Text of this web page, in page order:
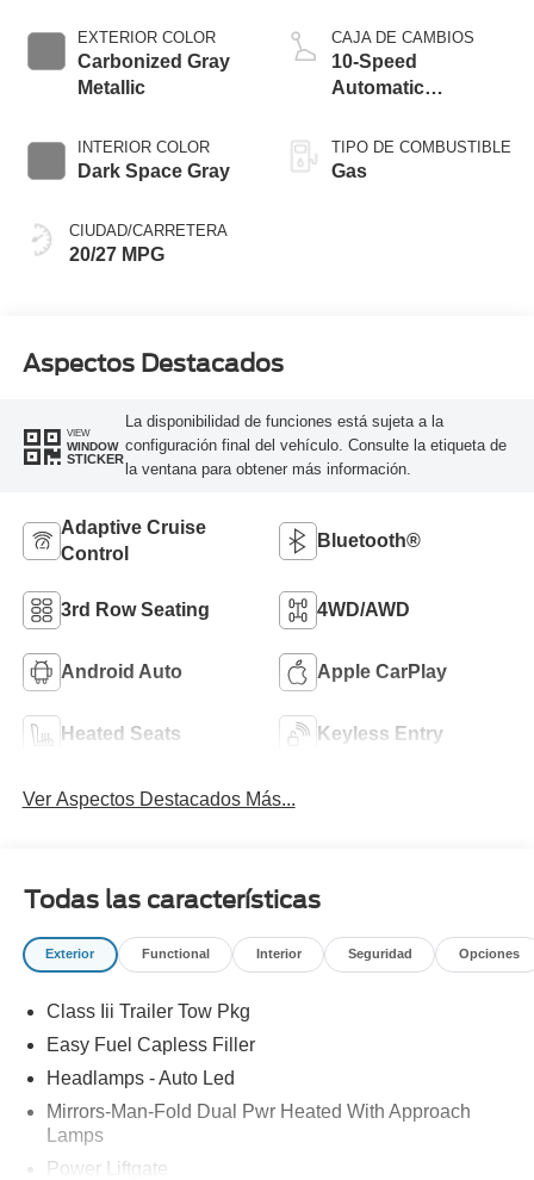
EXTERIOR COLOR
Carbonized Gray
Metallic
INTERIOR COLOR
Dark Space Gray
CIUDAD/CARRETERA
20/27 MPG
Technology
CAJA DE CAMBIOS
10-Speed
Automatic
TIPO DE COMBUSTIBLE
Gas
Aspectos Destacados
VIEW
WINDOW
STICKER
La disponibilidad de funciones está sujeta a la
configuración final del vehículo. Consulte la etiqueta de
la ventana para obtener más información.
Adaptive Cruise
Control
Bluetooth®
3rd Row Seating 4WD/AWD
Android Auto Apple CarPlay
Heated Seats Keyless Entry
Ver Aspectos Destacados Más...
Todas las características
Exterior Functional Interior Seguridad Opciones
Class Iii Trailer Tow Pkg
Easy Fuel Capless Filler
Headlamps - Auto Led
Mirrors-Man-Fold Dual Pwr Heated With Approach
Lamps
Power Liftgate